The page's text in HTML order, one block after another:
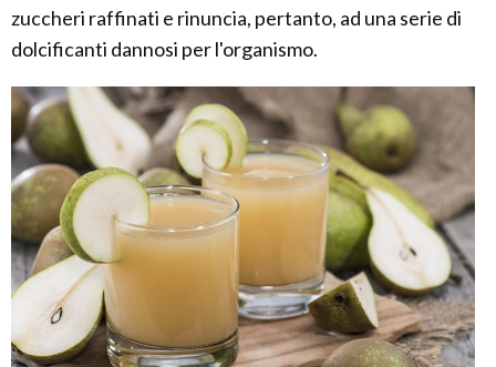
zuccheri raffinati e rinuncia, pertanto, ad una serie di
dolcificanti dannosi per l'organismo.